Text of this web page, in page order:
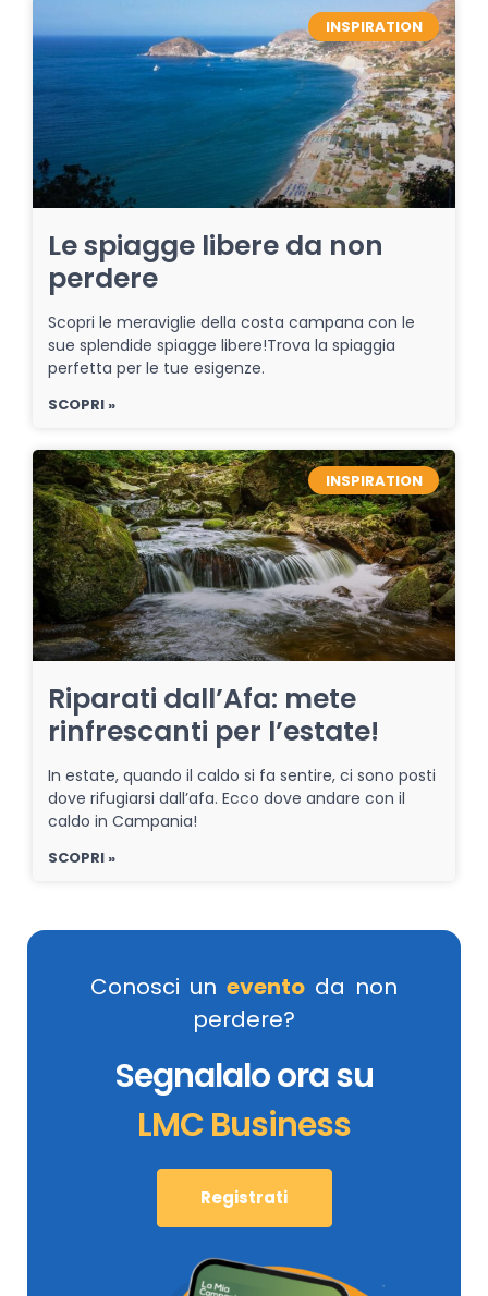
INSPIRATION
Le spiagge libere da non
perdere
Scopri le meraviglie della costa campana con le
sue splendide spiagge libere!Trova la spiaggia
perfetta per le tue esigenze.
SCOPRI »
INSPIRATION
Riparati dall’Afa: mete
rinfrescanti per l’estate!
In estate, quando il caldo si fa sentire, ci sono posti
dove rifugiarsi dall’afa. Ecco dove andare con il
caldo in Campania!
SCOPRI »
Conosci un evento da non
perdere?
Segnalalo ora su
LMC Business
Registrati